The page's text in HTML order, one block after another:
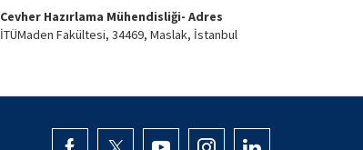
Cevher Hazırlama Mühendisliği- Adres
İTÜMaden Fakültesi, 34469, Maslak, İstanbul